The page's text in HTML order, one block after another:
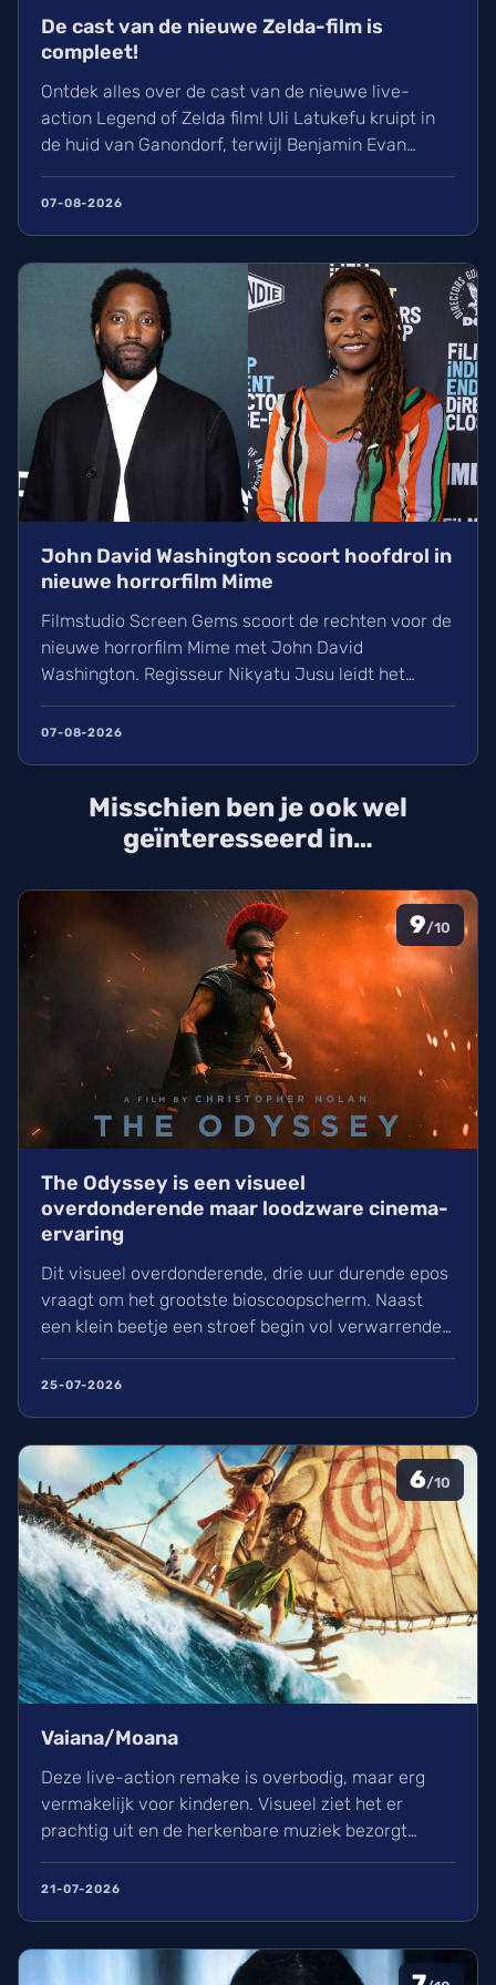
De cast van de nieuwe Zelda-film is
compleet!
Ontdek alles over de cast van de nieuwe live-
action Legend of Zelda film! Uli Latukefu kruipt in
de huid van Ganondorf, terwijl Benjamin Evan
Zelda vertolken. De film, geregisseerd door Wes
wachten!
07-08-2026
John David Washington scoort hoofdrol in
nieuwe horrorfilm Mime
Filmstudio Screen Gems scoort de rechten voor de
nieuwe horrorfilm Mime met John David
Washington. Regisseur Nikyatu Jusu leidt het
nieuws over streamingtoppers zoals Hit Man en
Thursday Murder Club.
07-08-2026
Misschien ben je ook wel
geïnteresseerd in…
9/10
The Odyssey is een visueel
overdonderende maar loodzware cinema-
ervaring
Dit visueel overdonderende, drie uur durende epos
vraagt om het grootste bioscoopscherm. Naast
een klein beetje een stroef begin vol verwarrende
film in een indrukwekkend epos vol praktische
25-07-2026
6/10
Vaiana/Moana
Deze live-action remake is overbodig, maar erg
vermakelijk voor kinderen. Visueel ziet het er
prachtig uit en de herkenbare muziek bezorgt
avontuur voor een heerlijke ervaring in de
21-07-2026